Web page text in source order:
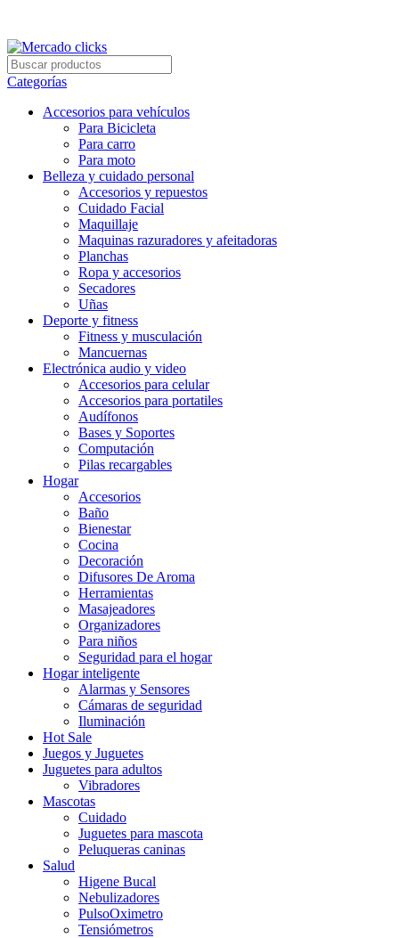
Categorías
Accesorios para vehículos
Para Bicicleta
Para carro
Para moto
Belleza y cuidado personal
Accesorios y repuestos
Cuidado Facial
Maquillaje
Maquinas razuradores y afeitadoras
Planchas
Ropa y accesorios
Secadores
Uñas
Deporte y fitness
Fitness y musculación
Mancuernas
Electrónica audio y video
Accesorios para celular
Accesorios para portatiles
Audífonos
Bases y Soportes
Computación
Pilas recargables
Hogar
Accesorios
Baño
Bienestar
Cocina
Decoración
Difusores De Aroma
Herramientas
Masajeadores
Organizadores
Para niños
Seguridad para el hogar
Hogar inteligente
Alarmas y Sensores
Cámaras de seguridad
Iluminación
Hot Sale
Juegos y Juguetes
Juguetes para adultos
Vibradores
Mascotas
Cuidado
Juguetes para mascota
Peluqueras caninas
Salud
Higene Bucal
Nebulizadores
PulsoOximetro
Tensiómetros